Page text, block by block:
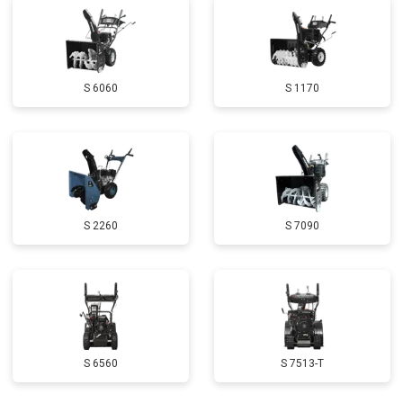
Замена маховика Заказать
Замена шины на колесном диске от 2000 ₽ Заказать
Ремонт электропроводки Заказать
Полное ТО от 4900 ₽ Заказать
Ремонт привода от 3250 ₽
Замена свечей зажигания от 1820 ₽
Демонтаж-монтаж двигателя от 6400 ₽ Заказать
Ремонт сцепления от 3800 ₽ Заказать
S 6060 S 1170
S 2260 S 7090
S 6560 S 7513-T